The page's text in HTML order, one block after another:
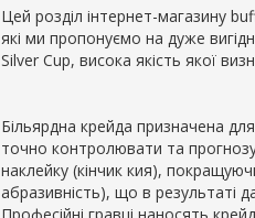
Цей розділ інтернет-магазину
які ми пропонуємо на дуже
Silver Cup, висока якість якої
Більярдна крейда призначена
точно контролювати та
наклейку (кінчик кия),
абразивність), що в результаті